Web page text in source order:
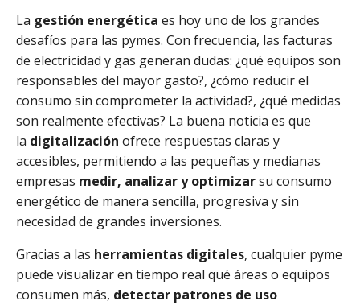
La gestión energética es hoy uno de los grandes
desafíos para las pymes. Con frecuencia, las facturas
de electricidad y gas generan dudas: ¿qué equipos son
responsables del mayor gasto?, ¿cómo reducir el
consumo sin comprometer la actividad?, ¿qué medidas
son realmente efectivas? La buena noticia es que
la digitalización ofrece respuestas claras y
accesibles, permitiendo a las pequeñas y medianas
empresas medir, analizar y optimizarsu consumo
energético de manera sencilla, progresiva y sin
necesidad de grandes inversiones.
Gracias a las herramientas digitales, cualquier pyme
puede visualizar en tiempo real qué áreas o equipos
consumen más, detectar patrones de uso